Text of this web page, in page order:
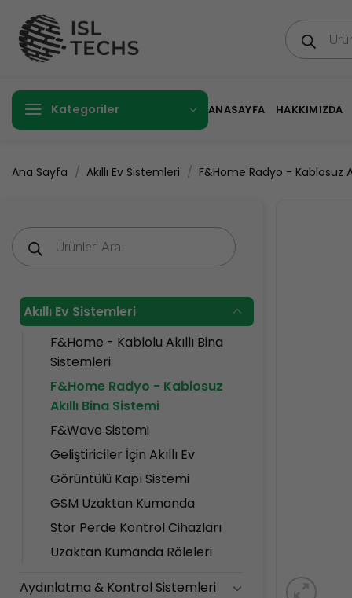
atla
Products
search
Kategoriler ANASAYFA HAKKIMIZDA
Ana Sayfa / Akıllı Ev Sistemleri / F&Home Radyo - Kablosuz
Products
search
Akıllı Ev Sistemleri
F&Home - Kablolu Akıllı Bina
Sistemleri
F&Home Radyo - Kablosuz
Akıllı Bina Sistemi
F&Wave Sistemi
Geliştiriciler İçin Akıllı Ev
Görüntülü Kapı Sistemi
GSM Uzaktan Kumanda
Stor Perde Kontrol Cihazları
Uzaktan Kumanda Röleleri
Aydınlatma & Kontrol Sistemleri